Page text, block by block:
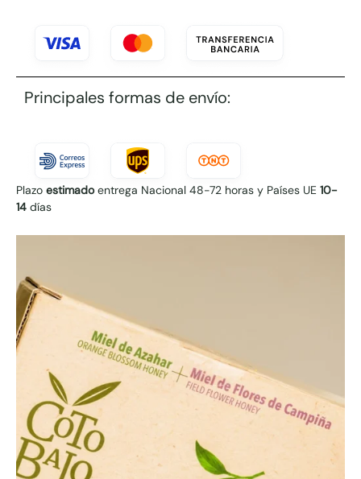
Principales formas de envío:
Plazo estimadoentrega Nacional 48-72 horas y Países UE 10-
14 días